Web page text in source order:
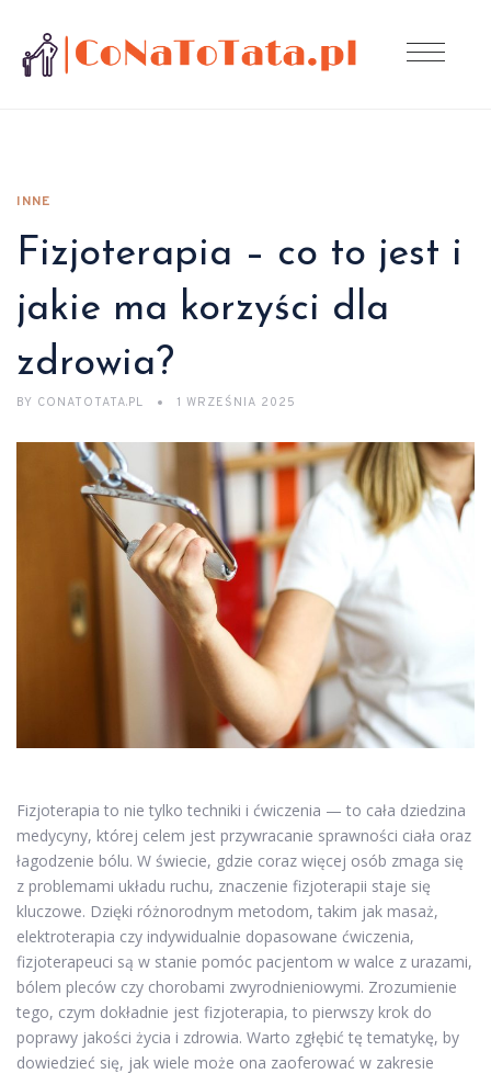
INNE
Fizjoterapia – co to jest i
jakie ma korzyści dla
zdrowia?
BY CONATOTATA.PL 1 WRZEŚNIA 2025
Fizjoterapia to nie tylko techniki i ćwiczenia — to cała dziedzina
medycyny, której celem jest przywracanie sprawności ciała oraz
łagodzenie bólu. W świecie, gdzie coraz więcej osób zmaga się
z problemami układu ruchu, znaczenie fizjoterapii staje się
kluczowe. Dzięki różnorodnym metodom, takim jak masaż,
elektroterapia czy indywidualnie dopasowane ćwiczenia,
fizjoterapeuci są w stanie pomóc pacjentom w walce z urazami,
bólem pleców czy chorobami zwyrodnieniowymi. Zrozumienie
tego, czym dokładnie jest fizjoterapia, to pierwszy krok do
poprawy jakości życia i zdrowia. Warto zgłębić tę tematykę, by
dowiedzieć się, jak wiele może ona zaoferować w zakresie